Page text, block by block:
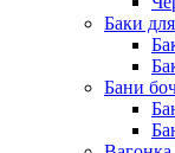
Баки
Бани